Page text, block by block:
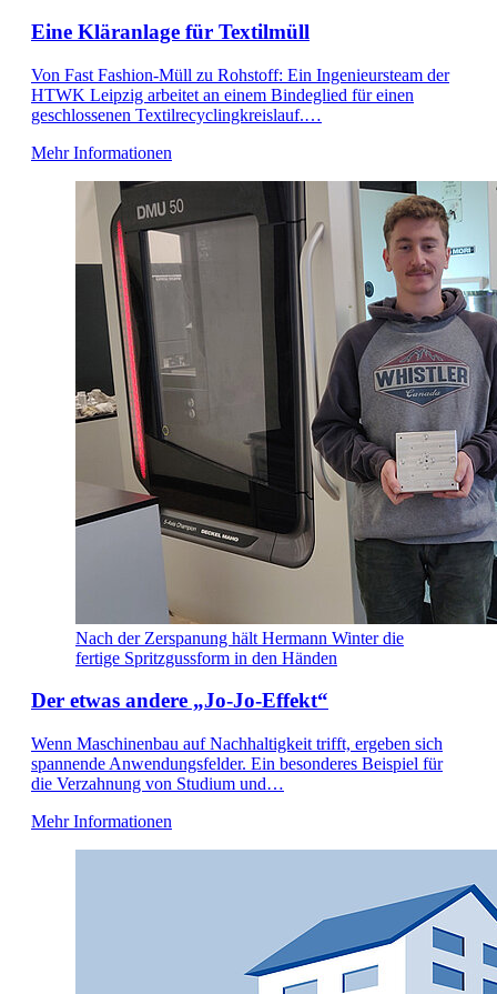
Eine Kläranlage für Textilmüll
Von Fast Fashion-Müll zu Rohstoff: Ein Ingenieursteam der
HTWK Leipzig arbeitet an einem Bindeglied für einen
geschlossenen Textilrecyclingkreislauf.…
Mehr Informationen
Nach der Zerspanung hält Hermann Winter die
fertige Spritzgussform in den Händen
Der etwas andere „Jo-Jo-Effekt“
Wenn Maschinenbau auf Nachhaltigkeit trifft, ergeben sich
spannende Anwendungsfelder. Ein besonderes Beispiel für
die Verzahnung von Studium und…
Mehr Informationen